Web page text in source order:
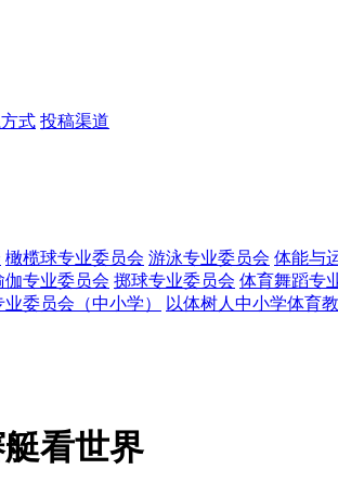
式 投稿渠道
橄榄球专业委员会 游泳专业委员会 体能与
伽专业委员会 掷球专业委员会 体育舞蹈专
委员会（中小学） 以体树人中小学体育
看世界